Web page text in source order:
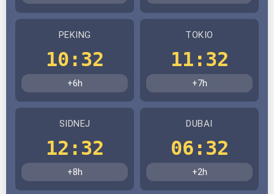
PEKING
10:32
+6h
TOKIO
11:32
+7h
SIDNEJ
12:32
+8h
DUBAI
06:32
+2h